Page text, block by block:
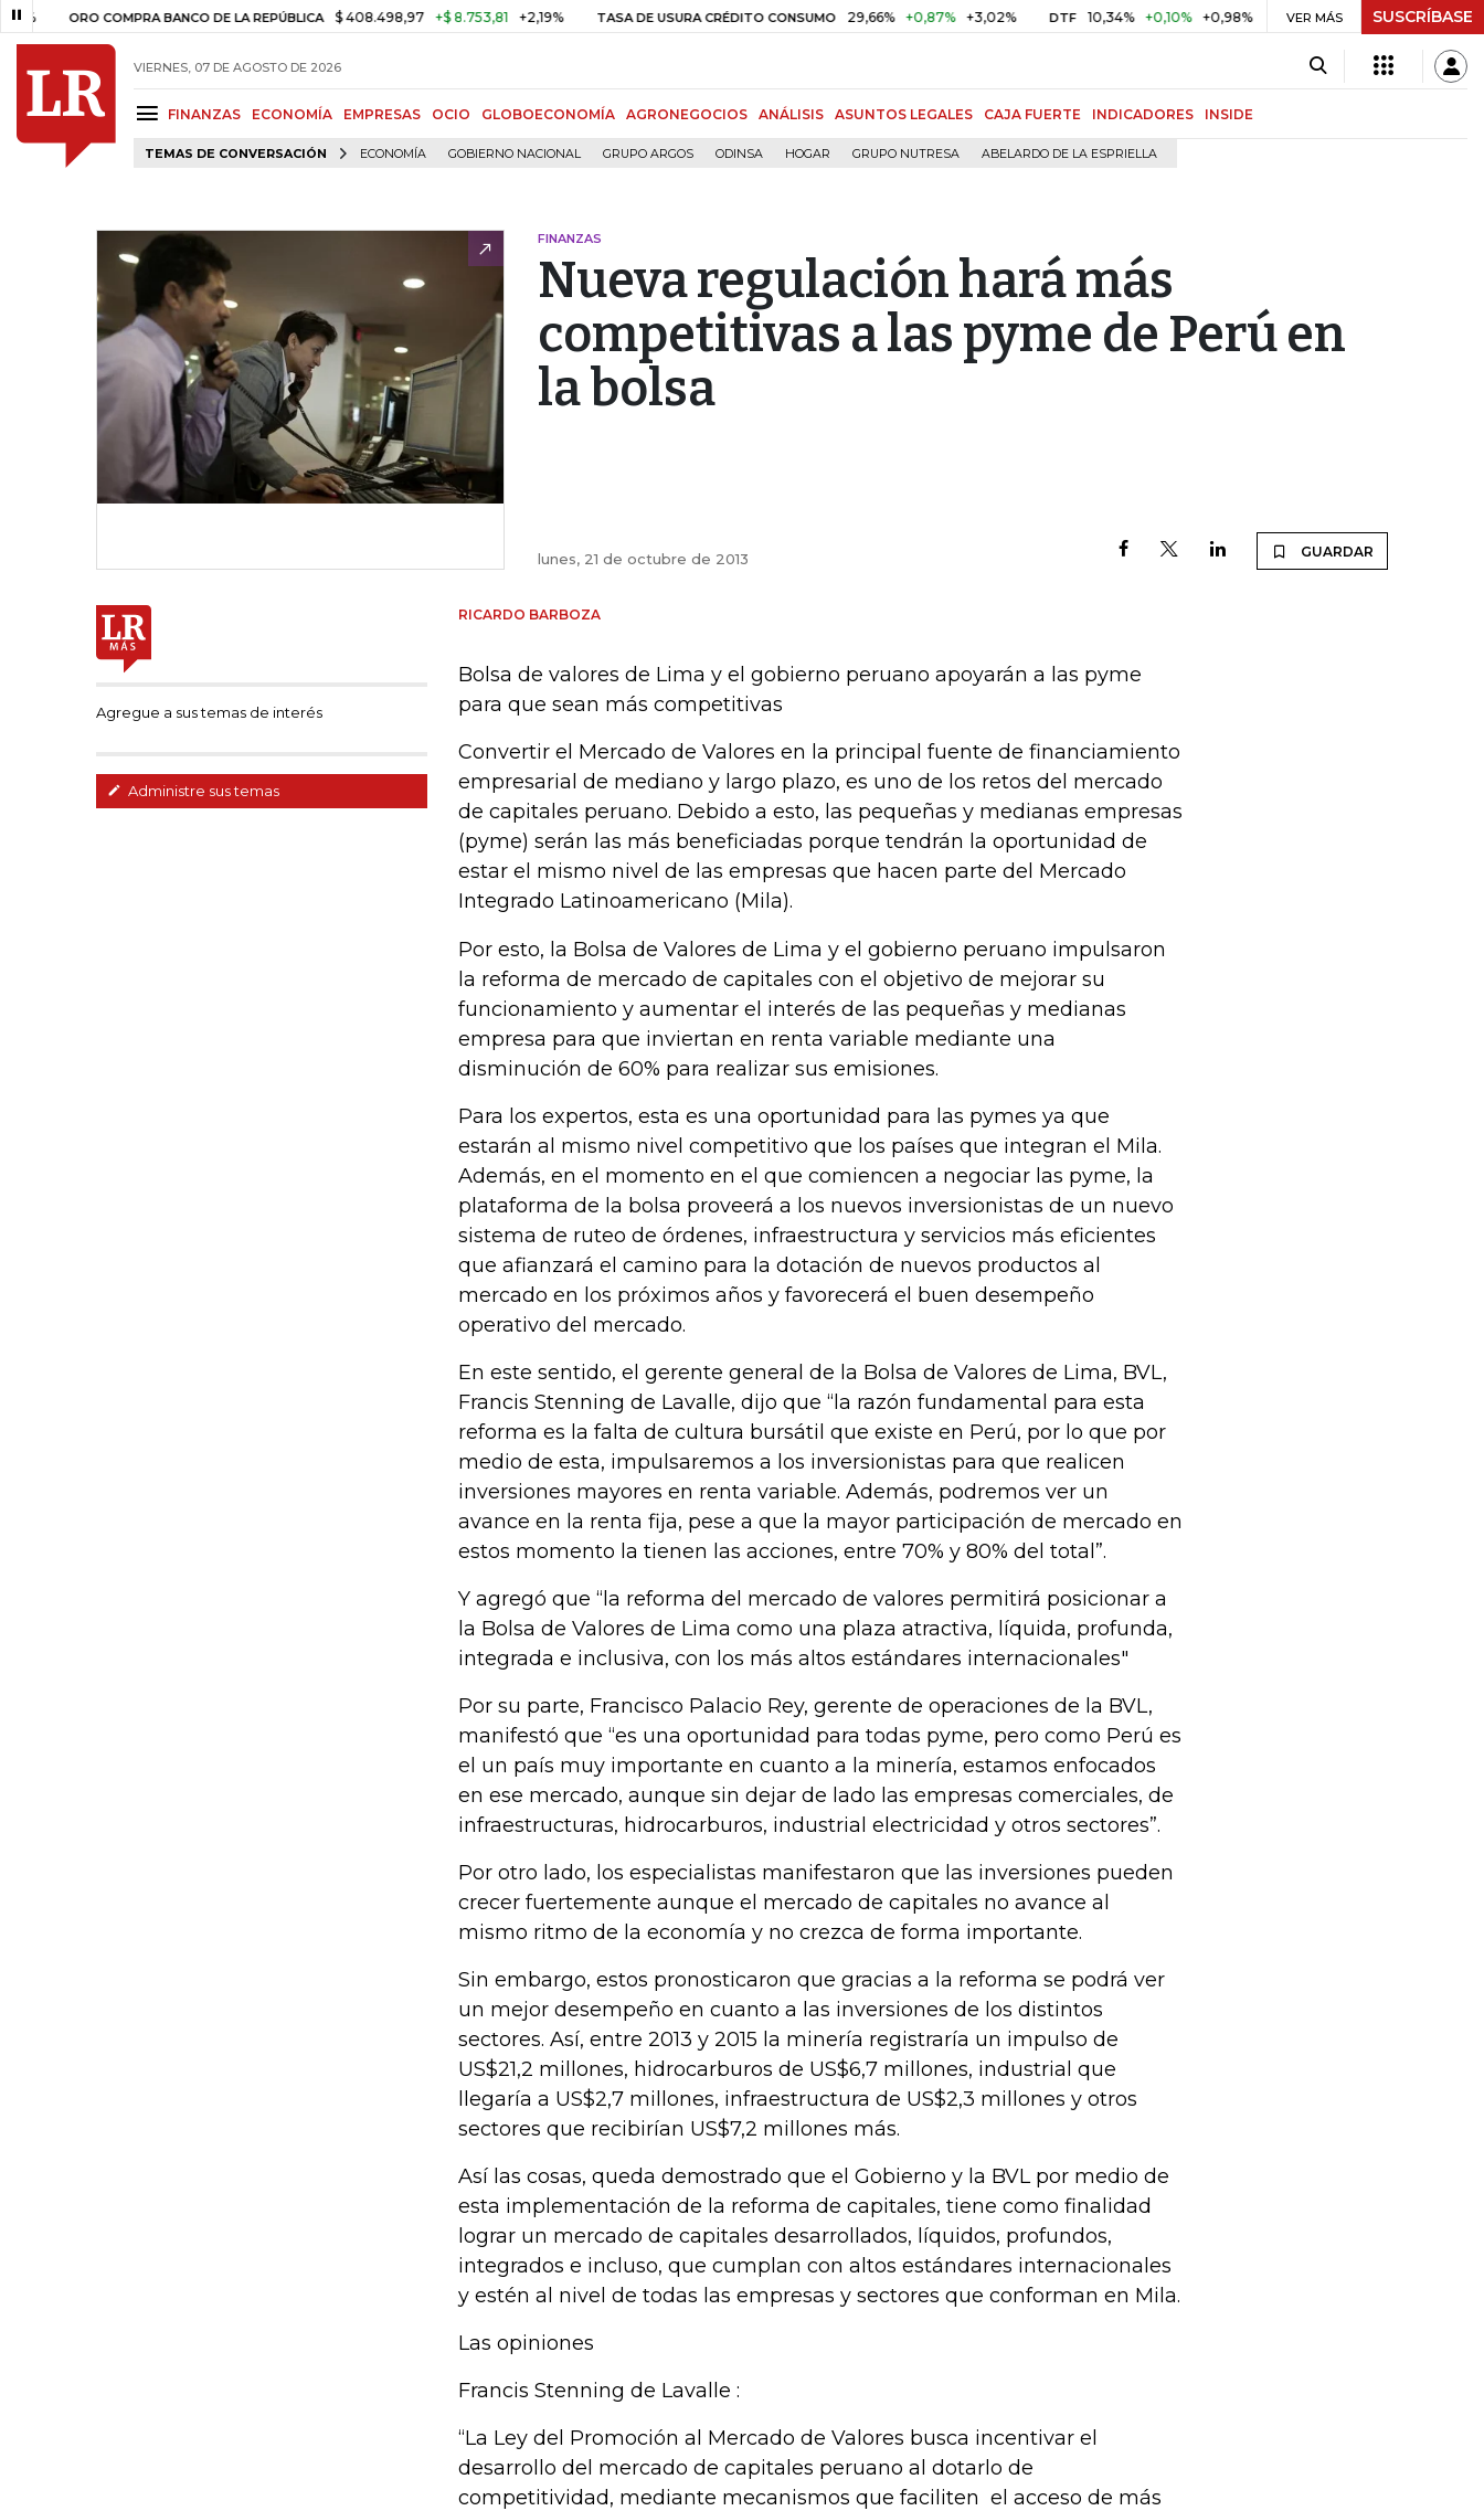
ORO COMPRA BANCO DE LA REPÚBLICA $ 408.498,97 +$ 8.753,81 +2,19% TASA DE USURA CRÉDITO CONSUMO 29,66% +0,87% +3,02% DTF 10,34% +0,10% +0,98% UVR $ 416,91 +$ 0,05 +0,01%
VER MÁS SUSCRÍBASE
VIERNES, 07 DE AGOSTO DE 2026
FINANZAS ECONOMÍA EMPRESAS OCIO GLOBOECONOMÍA AGRONEGOCIOS ANÁLISIS ASUNTOS LEGALES CAJA FUERTE INDICADORES INSIDE
TEMAS DE CONVERSACIÓN ECONOMÍA GOBIERNO NACIONAL GRUPO ARGOS ODINSA HOGAR GRUPO NUTRESA ABELARDO DE LA ESPRIELLA
FINANZAS
Nueva regulación hará más
competitivas a las pyme de Perú en
la bolsa
lunes, 21 de octubre de 2013 GUARDAR
Agregue a sus temas de interés
Administre sus temas
RICARDO BARBOZA
Bolsa de valores de Lima y el gobierno peruano apoyarán a las pyme
para que sean más competitivas
Convertir el Mercado de Valores en la principal fuente de financiamiento
empresarial de mediano y largo plazo, es uno de los retos del mercado
de capitales peruano. Debido a esto, las pequeñas y medianas empresas
(pyme) serán las más beneficiadas porque tendrán la oportunidad de
estar el mismo nivel de las empresas que hacen parte del Mercado
Integrado Latinoamericano (Mila).
Por esto, la Bolsa de Valores de Lima y el gobierno peruano impulsaron
la reforma de mercado de capitales con el objetivo de mejorar su
funcionamiento y aumentar el interés de las pequeñas y medianas
empresa para que inviertan en renta variable mediante una
disminución de 60% para realizar sus emisiones.
Para los expertos, esta es una oportunidad para las pymes ya que
estarán al mismo nivel competitivo que los países que integran el Mila.
Además, en el momento en el que comiencen a negociar las pyme, la
plataforma de la bolsa proveerá a los nuevos inversionistas de un nuevo
sistema de ruteo de órdenes, infraestructura y servicios más eficientes
que afianzará el camino para la dotación de nuevos productos al
mercado en los próximos años y favorecerá el buen desempeño
operativo del mercado.
En este sentido, el gerente general de la Bolsa de Valores de Lima, BVL,
Francis Stenning de Lavalle, dijo que “la razón fundamental para esta
reforma es la falta de cultura bursátil que existe en Perú, por lo que por
medio de esta, impulsaremos a los inversionistas para que realicen
inversiones mayores en renta variable. Además, podremos ver un
avance en la renta fija, pese a que la mayor participación de mercado en
estos momento la tienen las acciones, entre 70% y 80% del total”.
Y agregó que “la reforma del mercado de valores permitirá posicionar a
la Bolsa de Valores de Lima como una plaza atractiva, líquida, profunda,
integrada e inclusiva, con los más altos estándares internacionales"
Por su parte, Francisco Palacio Rey, gerente de operaciones de la BVL,
manifestó que “es una oportunidad para todas pyme, pero como Perú es
el un país muy importante en cuanto a la minería, estamos enfocados
en ese mercado, aunque sin dejar de lado las empresas comerciales, de
infraestructuras, hidrocarburos, industrial electricidad y otros sectores”.
Por otro lado, los especialistas manifestaron que las inversiones pueden
crecer fuertemente aunque el mercado de capitales no avance al
mismo ritmo de la economía y no crezca de forma importante.
Sin embargo, estos pronosticaron que gracias a la reforma se podrá ver
un mejor desempeño en cuanto a las inversiones de los distintos
sectores. Así, entre 2013 y 2015 la minería registraría un impulso de
US$21,2 millones, hidrocarburos de US$6,7 millones, industrial que
llegaría a US$2,7 millones, infraestructura de US$2,3 millones y otros
sectores que recibirían US$7,2 millones más.
Así las cosas, queda demostrado que el Gobierno y la BVL por medio de
esta implementación de la reforma de capitales, tiene como finalidad
lograr un mercado de capitales desarrollados, líquidos, profundos,
integrados e incluso, que cumplan con altos estándares internacionales
y estén al nivel de todas las empresas y sectores que conforman en Mila.
Las opiniones
Francis Stenning de Lavalle :
“La Ley del Promoción al Mercado de Valores busca incentivar el
desarrollo del mercado de capitales peruano al dotarlo de
competitividad, mediante mecanismos que faciliten el acceso de más